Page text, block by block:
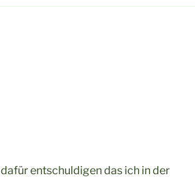
entschuldigen das ich in der